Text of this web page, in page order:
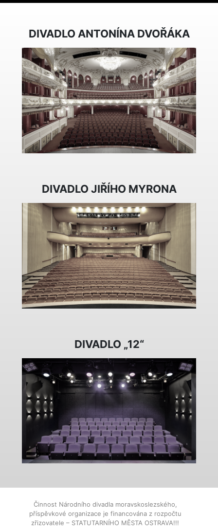
DIVADLO ANTONÍNA DVOŘÁKA
DIVADLO JIŘÍHO MYRONA
DIVADLO „12“
Činnost Národního divadla moravskoslezského,
příspěvkové organizace je financována z rozpočtu
zřizovatele – STATUTARNÍHO MĚSTA OSTRAVA!!!